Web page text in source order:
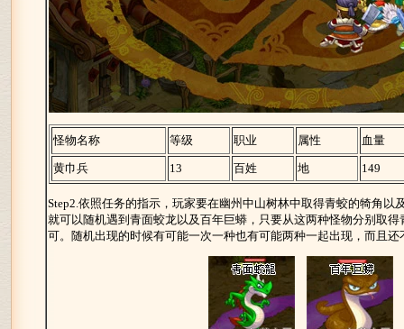
怪物名称 等级 职业 属性 血量
黄巾兵 13 百姓 地 149
Step2.依照任务的指示，玩家要在幽州中山树林中取得青蛟的犄角以
就可以随机遇到青面蛟龙以及百年巨蟒，只要从这两种怪物分别取
可。随机出现的时候有可能一次一种也有可能两种一起出现，而且